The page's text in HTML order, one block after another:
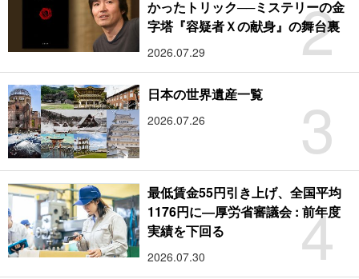
2
かったトリック──ミステリーの金
字塔『容疑者Ｘの献身』の舞台裏
2026.07.29
3
日本の世界遺産一覧
2026.07.26
4
最低賃金55円引き上げ、全国平均
1176円に―厚労省審議会 : 前年度
実績を下回る
2026.07.30